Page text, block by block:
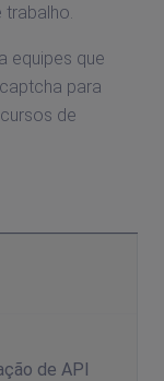
equipes que
para
de
de API